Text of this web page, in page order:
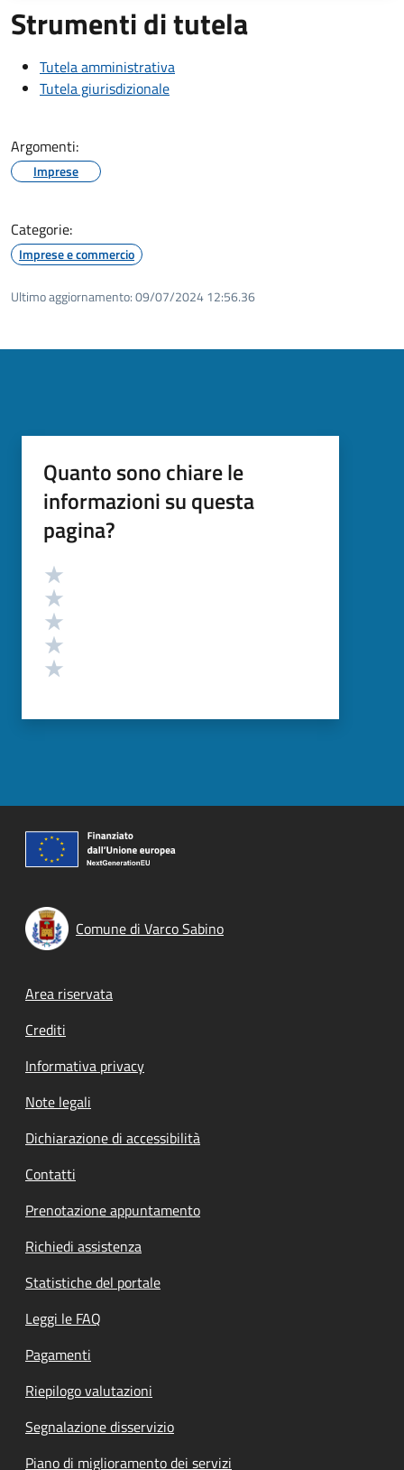
Strumenti di tutela
Tutela amministrativa
Tutela giurisdizionale
Argomenti:
Imprese
Categorie:
Imprese e commercio
Ultimo aggiornamento:09/07/2024 12:56.36
Quanto sono chiare le
informazioni su questa
pagina?
Valutazione
Comune di Varco Sabino
Footer menu
Area riservata
Crediti
Informativa privacy
Note legali
Dichiarazione di accessibilità
Contatti
Prenotazione appuntamento
Richiedi assistenza
Statistiche del portale
Leggi le FAQ
Pagamenti
Riepilogo valutazioni
Segnalazione disservizio
Piano di miglioramento dei servizi